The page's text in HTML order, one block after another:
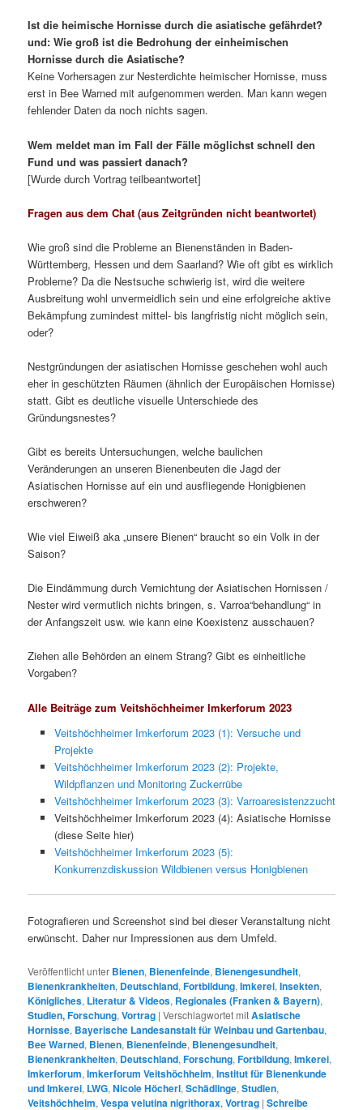
Ist die heimische Hornisse durch die asiatische gefährdet?
und: Wie groß ist die Bedrohung der einheimischen
Hornisse durch die Asiatische?
Keine Vorhersagen zur Nesterdichte heimischer Hornisse, muss
erst in Bee Warned mit aufgenommen werden. Man kann wegen
fehlender Daten da noch nichts sagen.
Wem meldet man im Fall der Fälle möglichst schnell den
Fund und was passiert danach?
[Wurde durch Vortrag teilbeantwortet]
Fragen aus dem Chat (aus Zeitgründen nicht beantwortet)
Wie groß sind die Probleme an Bienenständen in Baden-
Württemberg, Hessen und dem Saarland? Wie oft gibt es wirklich
Probleme? Da die Nestsuche schwierig ist, wird die weitere
Ausbreitung wohl unvermeidlich sein und eine erfolgreiche aktive
Bekämpfung zumindest mittel- bis langfristig nicht möglich sein,
oder?
Nestgründungen der asiatischen Hornisse geschehen wohl auch
eher in geschützten Räumen (ähnlich der Europäischen Hornisse)
statt. Gibt es deutliche visuelle Unterschiede des
Gründungsnestes?
Gibt es bereits Untersuchungen, welche baulichen
Veränderungen an unseren Bienenbeuten die Jagd der
Asiatischen Hornisse auf ein und ausfliegende Honigbienen
erschweren?
Wie viel Eiweiß aka „unsere Bienen“ braucht so ein Volk in der
Saison?
Die Eindämmung durch Vernichtung der Asiatischen Hornissen /
Nester wird vermutlich nichts bringen, s. Varroa“behandlung“ in
der Anfangszeit usw. wie kann eine Koexistenz ausschauen?
Ziehen alle Behörden an einem Strang? Gibt es einheitliche
Vorgaben?
Alle Beiträge zum Veitshöchheimer Imkerforum 2023
Veitshöchheimer Imkerforum 2023 (1): Versuche und
Projekte
Veitshöchheimer Imkerforum 2023 (2): Projekte,
Wildpflanzen und Monitoring Zuckerrübe
Veitshöchheimer Imkerforum 2023 (3): Varroaresistenzzucht
Veitshöchheimer Imkerforum 2023 (4): Asiatische Hornisse
(diese Seite hier)
Veitshöchheimer Imkerforum 2023 (5):
Konkurrenzdiskussion Wildbienen versus Honigbienen
Fotografieren und Screenshot sind bei dieser Veranstaltung nicht
erwünscht. Daher nur Impressionen aus dem Umfeld.
Veröffentlicht unter Bienen, Bienenfeinde, Bienengesundheit,
Bienenkrankheiten, Deutschland,Fortbildung,Imkerei,Insekten,
Königliches, Literatur & Videos, Regionales (Franken & Bayern),
Studien, Forschung,Vortrag |Verschlagwortet mitAsiatische
Hornisse, Bayerische Landesanstalt für Weinbau und Gartenbau,
Bee Warned, Bienen, Bienenfeinde, Bienengesundheit,
Bienenkrankheiten, Deutschland,Forschung,Fortbildung,Imkerei,
Imkerforum,Imkerforum Veitshöchheim,Institut für Bienenkunde
und Imkerei, LWG,Nicole Höcherl,Schädlinge,Studien,
Veitshöchheim,Vespa velutina nigrithorax,Vortrag |Schreibe